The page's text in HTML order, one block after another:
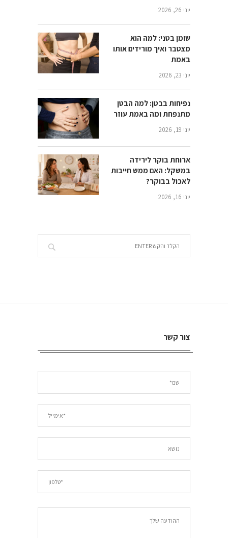
יוני 26, 2026
שומן בטני: למה הוא
מצטבר ואיך מורידים אותו
באמת
יוני 23, 2026
נפיחות בבטן: למה הבטן
מתנפחת ומה באמת עוזר
יוני 19, 2026
ארוחת בוקר לירידה
במשקל: האם ממש חייבות
לאכול בבוקר?
יוני 16, 2026
צור קשר